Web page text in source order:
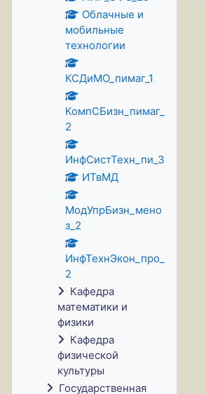
Облачные и
мобильные
технологии
КСДиМО_пимаг_1
КомпСБизн_пимаг_
2
ИнфСистТехн_пи_3
ИТвМД
МодУпрБизн_мено
з_2
ИнфТехнЭкон_про_
2
Кафедра
математики и
физики
Кафедра
физической
культуры
Государственная